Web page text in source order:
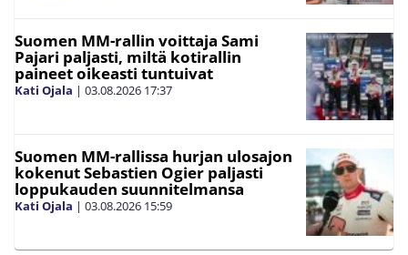
Suomen MM-rallin voittaja Sami
Pajari paljasti, miltä kotirallin
paineet oikeasti tuntuivat
Kati Ojala | 03.08.2026 17:37
Suomen MM-rallissa hurjan ulosajon
kokenut Sebastien Ogier paljasti
loppukauden suunnitelmansa
Kati Ojala | 03.08.2026 15:59